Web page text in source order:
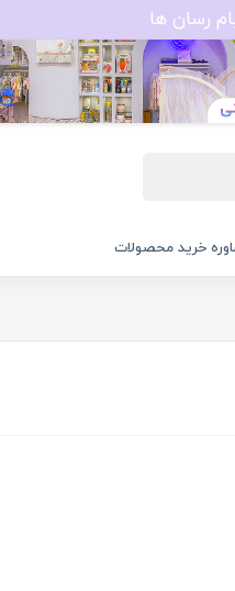
رسان ها
خرید محصولات